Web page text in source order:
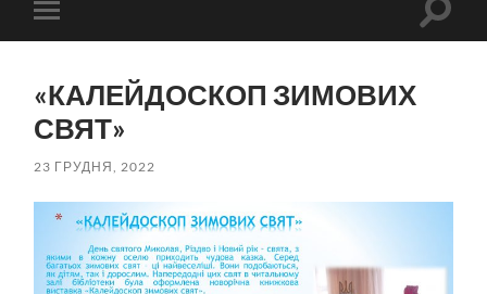
Перемкнути
мобільне
«КАЛЕЙДОСКОП ЗИМОВИХ
СВЯТ»
23 ГРУДНЯ, 2022